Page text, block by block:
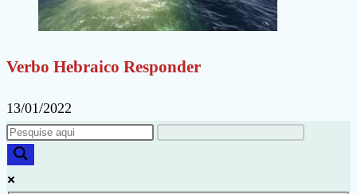
Verbo Hebraico Responder
13/01/2022